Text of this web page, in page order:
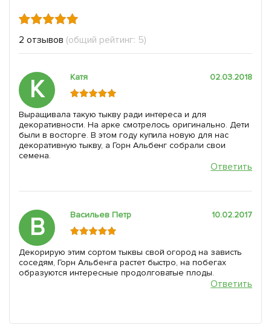
2 отзывов (общий рейтинг: 5)
К Катя 02.03.2018
Выращивала такую тыкву ради интереса и для
декоративности. На арке смотрелось оригинально. Дети
были в восторге. В этом году купила новую для нас
декоративную тыкву, а Горн Альбенг собрали свои
семена.
Ответить
В Васильев Петр 10.02.2017
Декорирую этим сортом тыквы свой огород на зависть
соседям, Горн Альбенга растет быстро, на побегах
образуются интересные продолговатые плоды.
Ответить